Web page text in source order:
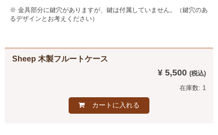
※ 金具部分に鍵穴がありますが、鍵は付属していません。（鍵穴のあ
るデザインとお考えください）
Sheep 木製フルートケース
¥ 5,500
在庫数: 1
カートに入れる